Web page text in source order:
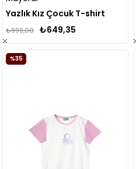
Yazlık Kız Çocuk T-shirt
₺649,35
₺999,00
%35